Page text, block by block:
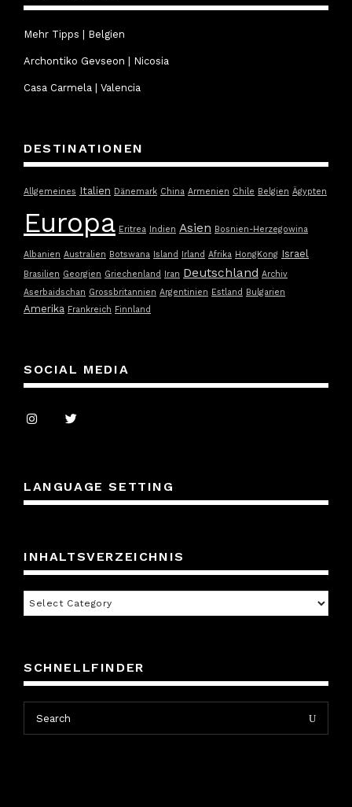
Mehr Tipps | Belgien
Archontiko Gevseon | Nicosia
Casa Carmela | Valencia
DESTINATIONEN
Allgemeines Italien Dänemark China Armenien Chile Belgien Ägypten
Europa Eritrea Indien Asien Bosnien-Herzegowina
Albanien Australien Botswana Island Irland Afrika HongKong Israel
Brasilien Georgien Griechenland Iran Deutschland Archiv
Aserbaidschan Grossbritannien Argentinien Estland Bulgarien
Amerika Frankreich Finnland
SOCIAL MEDIA
LANGUAGE SETTING
INHALTSVERZEICHNIS
Inhaltsverzeichnis
SCHNELLFINDER
Search